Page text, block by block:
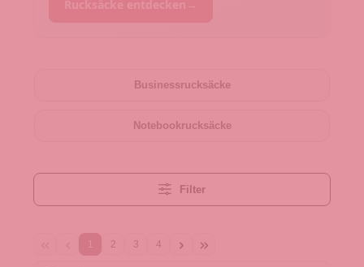
Businessrucksäcke
Notebookrucksäcke
Filter
1 2 3 4